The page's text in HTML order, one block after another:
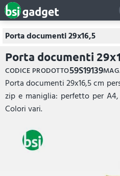
Porta documenti 29x16,5
Porta documenti
CODICE PRODOTTO59S19139
Porta documenti 29x16,5 cm
zip e maniglia: perfetto per
Colori vari.